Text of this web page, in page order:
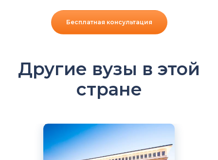
Бесплатная консультация
Другие вузы в этой
стране
Английский
Немецкий
Берлин, Гамбург, Изерлон, Потсдам,
Германия